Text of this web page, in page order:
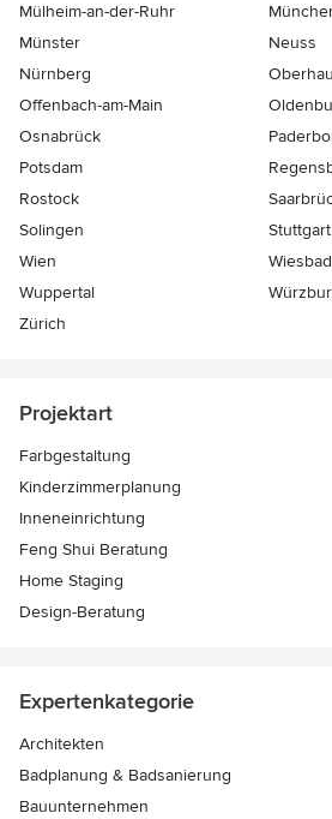
Mülheim-an-der-Ruhr
Münster
Neuss
Nürnberg
Offenbach-am-Main
Osnabrück
Potsdam
Rostock
Solingen
Stuttgart
Wien
Wuppertal
Zürich
Projektart
Farbgestaltung
Kinderzimmerplanung
Inneneinrichtung
Feng Shui Beratung
Home Staging
Design-Beratung
Expertenkategorie
Architekten
Badplanung & Badsanierung
Bauunternehmen